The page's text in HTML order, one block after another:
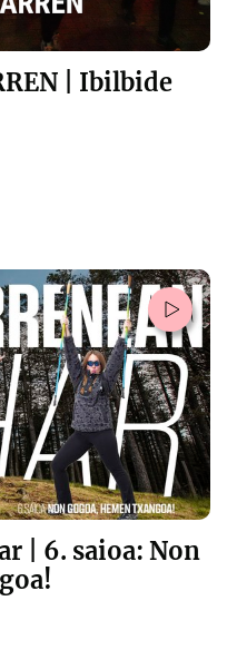
| Ibilbide
| 6. saioa: Non